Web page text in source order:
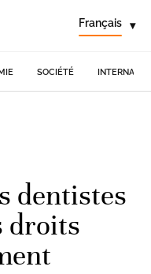
Français ▾
SOCIÉTÉ
dentistes
droits